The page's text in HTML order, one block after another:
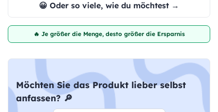
😀 Oder so viele, wie du möchtest →
🔥 Je größer die Menge, desto größer die Ersparnis
Möchten Sie das Produkt lieber selbst
anfassen? 🔎